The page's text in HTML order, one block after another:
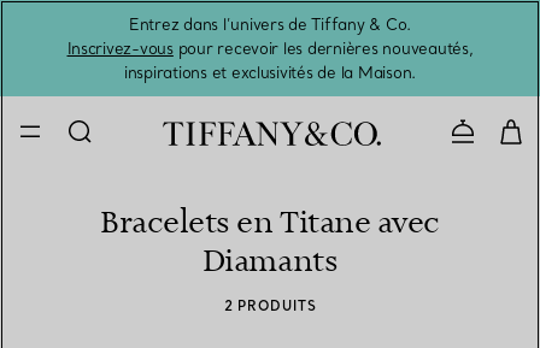
Entrez dans l’univers de Tiffany & Co.
Inscrivez-vouspour recevoir les dernières nouveautés,
inspirations et exclusivités de la Maison.
Bracelets en Titane avec
Diamants
2 PRODUITS